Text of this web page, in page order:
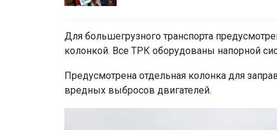
Для большегрузного транспорта
колонкой. Все ТРК оборудованы напорной
Предусмотрена отдельная колонка для
вредных выбросов двигателей.